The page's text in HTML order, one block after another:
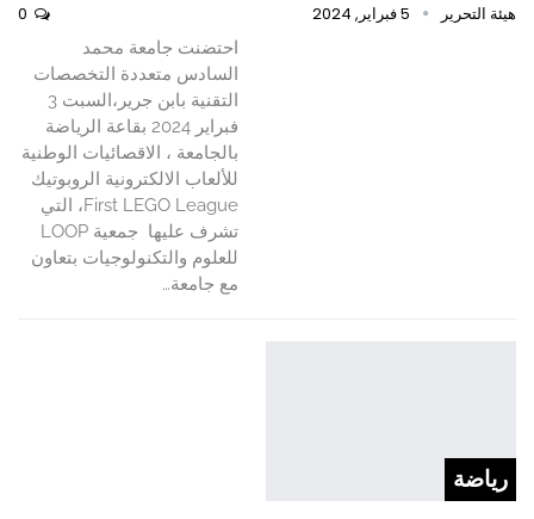
هيئة التحرير 5 فبراير, 2024
احتضنت جامعة محمد
السادس متعددة التخصصات
التقنية بابن جرير،السبت 3
فبراير 2024 بقاعة الرياضة
بالجامعة ، الاقصائيات الوطنية
للألعاب الالكترونية الروبوتيك
First LEGO League، التي
تشرف عليها جمعية LOOP
للعلوم والتكنولوجيات بتعاون
مع جامعة…
رياضة